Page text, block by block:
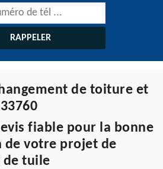
de toiture et
fiable pour la bonne
de votre projet de
de tuile